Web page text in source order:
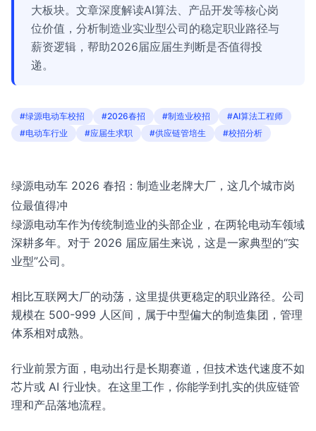
大板块。文章深度解读AI算法、产品开发等核心岗
位价值，分析制造业实业型公司的稳定职业路径与
薪资逻辑，帮助2026届应届生判断是否值得投
递。
#绿源电动车校招 #2026春招 #制造业校招
#AI算法工程师
#电动车行业
#应届生求职 #供应链管培生 #校招分析
绿源电动车 2026 春招：制造业老牌大厂，这几个城市岗
位最值得冲
绿源电动车作为传统制造业的头部企业，在两轮电动车领域
深耕多年。对于 2026 届应届生来说，这是一家典型的“实
业型”公司。
相比互联网大厂的动荡，这里提供更稳定的职业路径。公司
规模在 500-999 人区间，属于中型偏大的制造集团，管理
体系相对成熟。
行业前景方面，电动出行是长期赛道，但技术迭代速度不如
芯片或 AI 行业快。在这里工作，你能学到扎实的供应链管
理和产品落地流程。